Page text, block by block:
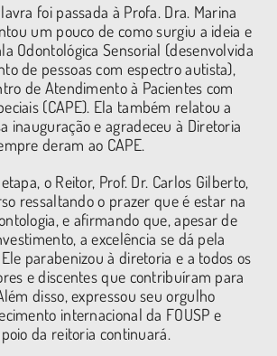
foi passada à Profa. Dra. Marina
um pouco de como surgiu a ideia e
Odontológica Sensorial (desenvolvida
de pessoas com espectro autista),
de Atendimento à Pacientes com
(CAPE). Ela também relatou a
inauguração e agradeceu à Diretoria
deram ao CAPE.
o Reitor, Prof. Dr. Carlos Gilberto,
ressaltando o prazer que é estar na
e afirmando que, apesar de
a excelência se dá pela
parabenizou à diretoria e a todos os
e discentes que contribuíram para
disso, expressou seu orgulho
internacional da FOUSP e
da reitoria continuará.